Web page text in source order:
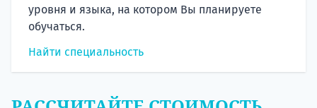
уровня и языка, на котором Вы планируете
обучаться.
Найти специальность